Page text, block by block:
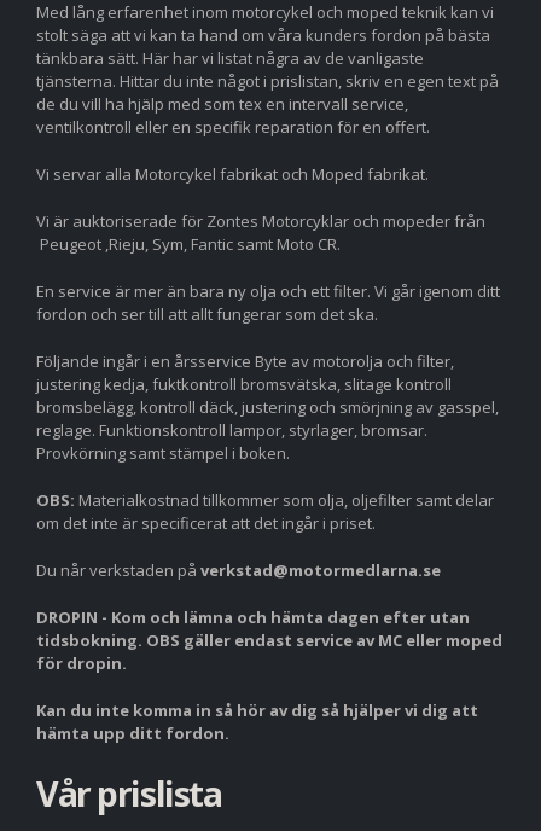
Med lång erfarenhet inom motorcykel och moped teknik kan vi
stolt säga att vi kan ta hand om våra kunders fordon på bästa
tänkbara sätt. Här har vi listat några av de vanligaste
tjänsterna. Hittar du inte något i prislistan, skriv en egen text på
de du vill ha hjälp med som tex en intervall service,
ventilkontroll eller en specifik reparation för en offert.
Vi servar alla Motorcykel fabrikat och Moped fabrikat.
Vi är auktoriserade för Zontes Motorcyklar och mopeder från
Peugeot ,Rieju, Sym, Fantic samt Moto CR.
En service är mer än bara ny olja och ett filter. Vi går igenom ditt
fordon och ser till att allt fungerar som det ska.
Följande ingår i en årsservice Byte av motorolja och filter,
justering kedja, fuktkontroll bromsvätska, slitage kontroll
bromsbelägg, kontroll däck, justering och smörjning av gasspel,
reglage. Funktionskontroll lampor, styrlager, bromsar.
Provkörning samt stämpel i boken.
OBS: Materialkostnad tillkommer som olja, oljefilter samt delar
om det inte är specificerat att det ingår i priset.
Du når verkstaden på verkstad@motormedlarna.se
DROPIN - Kom och lämna och hämta dagen efter utan
tidsbokning. OBS gäller endast service av MC eller moped
för dropin.
Kan du inte komma in så hör av dig så hjälper vi dig att
hämta upp ditt fordon.
Vår prislista